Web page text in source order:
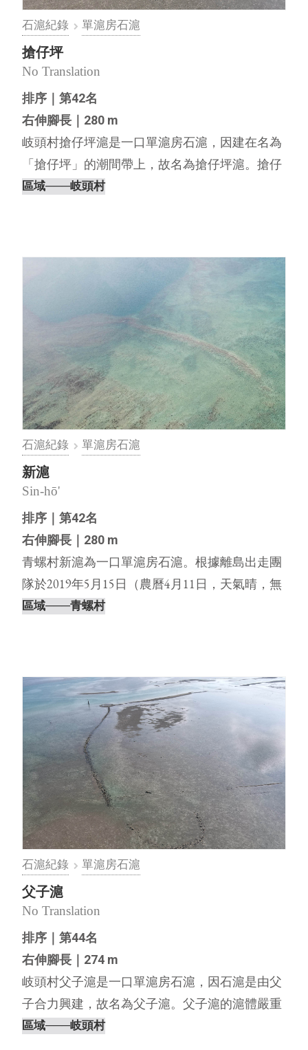
石滬紀錄 單滬房石滬
搶仔坪
No Translation
排序｜第42名
右伸腳長｜280 m
岐頭村搶仔坪滬是一口單滬房石滬，因建在名為
「搶仔坪」的潮間帶上，故名為搶仔坪滬。搶仔
坪滬的滬體有多處崩塌，僅滬房尚稱完整。 內文
區域───岐頭村
石滬紀錄 單滬房石滬
新滬
Sin-hō'
排序｜第42名
右伸腳長｜280 m
青螺村新滬為一口單滬房石滬。根據離島出走團
隊於2019年5月15日（農曆4月11日，天氣晴，無
風）進行空拍調查，發現新滬的滬體幾近崩塌，
區域───青螺村
石滬紀錄 單滬房石滬
父子滬
No Translation
排序｜第44名
右伸腳長｜274 m
岐頭村父子滬是一口單滬房石滬，因石滬是由父
子合力興建，故名為父子滬。父子滬的滬體嚴重
崩塌、石材散落消失，僅基礎的形體尚在。 內文
區域───岐頭村